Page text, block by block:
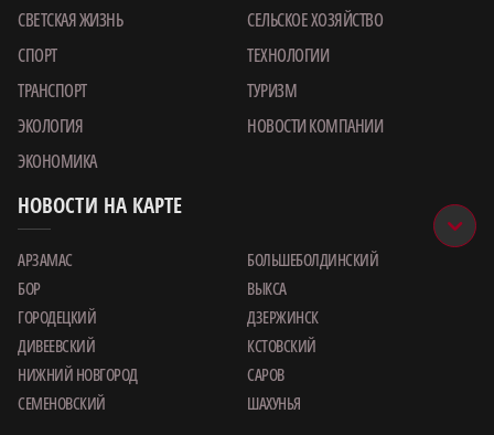
СВЕТСКАЯ ЖИЗНЬ
СЕЛЬСКОЕ ХОЗЯЙСТВО
СПОРТ
ТЕХНОЛОГИИ
ТРАНСПОРТ
ТУРИЗМ
ЭКОЛОГИЯ
НОВОСТИ КОМПАНИИ
ЭКОНОМИКА
НОВОСТИ НА КАРТЕ
АРЗАМАС
БОЛЬШЕБОЛДИНСКИЙ
БОР
ВЫКСА
ГОРОДЕЦКИЙ
ДЗЕРЖИНСК
ДИВЕЕВСКИЙ
КСТОВСКИЙ
НИЖНИЙ НОВГОРОД
САРОВ
СЕМЕНОВСКИЙ
ШАХУНЬЯ